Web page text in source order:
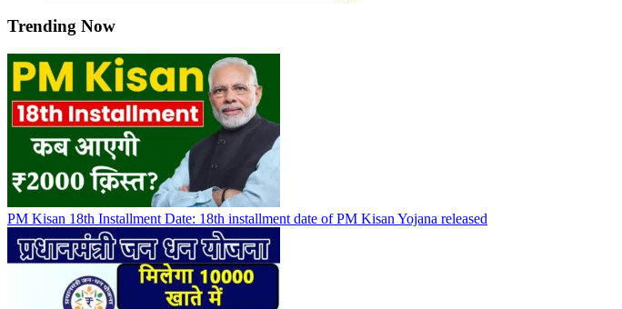
Trending Now
PM Kisan 18th Installment Date: 18th installment date of PM Kisan Yojana released